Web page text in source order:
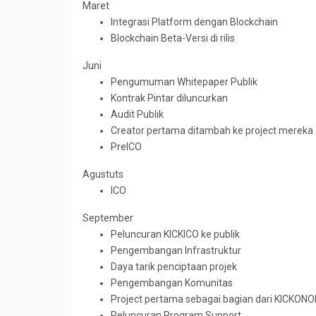
Maret
Integrasi Platform dengan Blockchain
Blockchain Beta-Versi di rilis
Juni
Pengumuman Whitepaper Publik
Kontrak Pintar diluncurkan
Audit Publik
Creator pertama ditambah ke project mereka
PreICO
Agustuts
ICO
September
Peluncuran KICKICO ke publik
Pengembangan Infrastruktur
Daya tarik penciptaan projek
Pengembangan Komunitas
Project pertama sebagai bagian dari